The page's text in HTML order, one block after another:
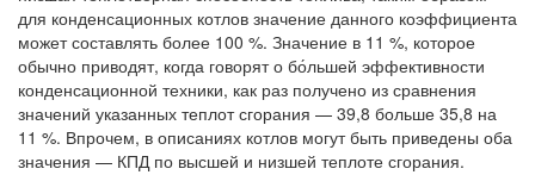
для конденсационных котлов значение данного коэффициента
может составлять более 100 %. Значение в 11 %, которое
обычно приводят, когда говорят о бо́льшей эффективности
конденсационной техники, как раз получено из сравнения
значений указанных теплот сгорания — 39,8 больше 35,8 на
11 %. Впрочем, в описаниях котлов могут быть приведены оба
значения — КПД по высшей и низшей теплоте сгорания.